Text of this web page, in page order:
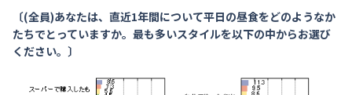
〔(全員)あなたは、直近1年間について平日の昼食をどのようなか
たちでとっていますか。最も多いスタイルを以下の中からお選び
ください。〕